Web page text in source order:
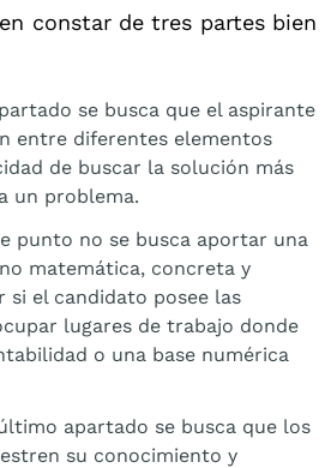
constar de tres partes bien
se busca que el aspirante
entre diferentes elementos
de buscar la solución más
un problema.
punto no se busca aportar una
matemática, concreta y
si el candidato posee las
lugares de trabajo donde
o una base numérica
apartado se busca que los
su conocimiento y